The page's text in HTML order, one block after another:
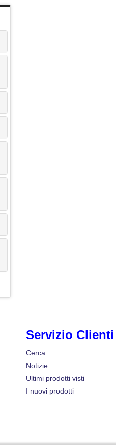
Servizio Clienti
Cerca
Notizie
Ultimi prodotti visti
I nuovi prodotti